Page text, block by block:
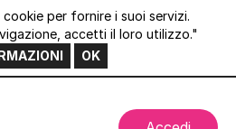
per fornire i suoi servizi.
accetti il loro utilizzo."
OK